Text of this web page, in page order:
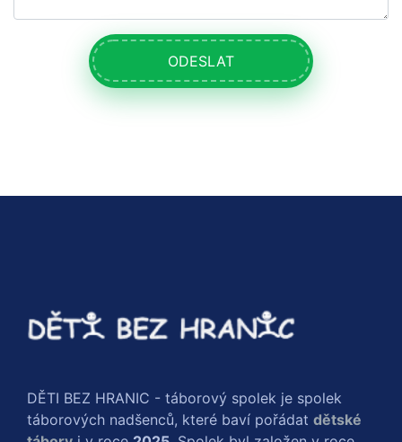
ODESLAT
DĚTI BEZ HRANIC - táborový spolek je spolek
táborových nadšenců, které baví pořádat dětské